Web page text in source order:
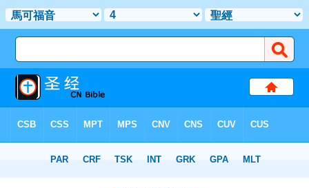
> 馬可福音 4